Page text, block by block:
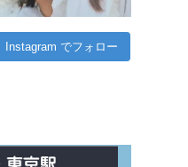
Instagram でフォロー